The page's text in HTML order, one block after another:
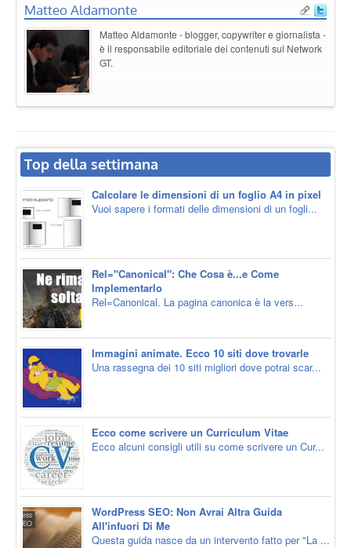
Matteo Aldamonte
Matteo Aldamonte - blogger, copywriter e giornalista -
è il responsabile editoriale dei contenuti sul Network
GT.
Top della settimana
Calcolare le dimensioni di un foglio A4 in pixel
Vuoi sapere i formati delle dimensioni di un fogli...
Rel="Canonical": Che Cosa è...e Come
Implementarlo
Rel=Canonical. La pagina canonica è la vers...
Immagini animate. Ecco 10 siti dove trovarle
Una rassegna dei 10 siti migliori dove potrai scar...
Ecco come scrivere un Curriculum Vitae
Ecco alcuni consigli utili su come scrivere un Cur...
WordPress SEO: Non Avrai Altra Guida
All'infuori Di Me
Questa guida nasce da un intervento fatto per "La ...